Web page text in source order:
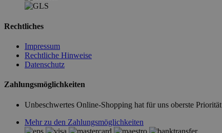
Rechtliches
Impressum
Rechtliche Hinweise
Datenschutz
Zahlungsmöglichkeiten
Unbeschwertes Online-Shopping hat für uns oberste Priorität
Mehr zu den Zahlungsmöglichkeiten